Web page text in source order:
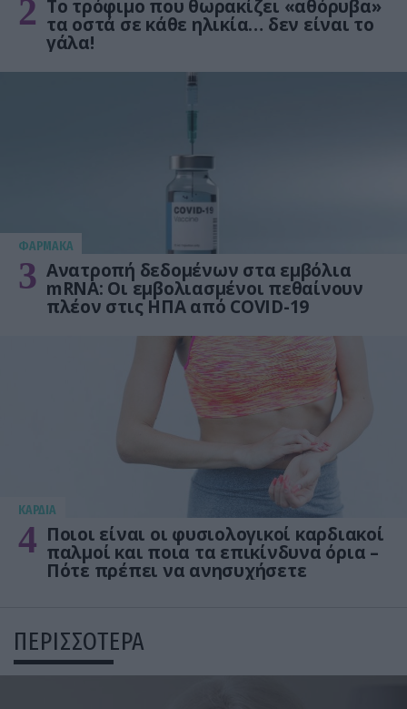
2 Το τρόφιμο που θωρακίζει «αθόρυβα»
τα οστά σε κάθε ηλικία… δεν είναι το
γάλα!
ΦΑΡΜΑΚΑ
3 Ανατροπή δεδομένων στα εμβόλια
mRNA: Οι εμβολιασμένοι πεθαίνουν
πλέον στις ΗΠΑ από COVID-19
KΑΡΔΙΑ
4 Ποιοι είναι οι φυσιολογικοί καρδιακοί
παλμοί και ποια τα επικίνδυνα όρια –
Πότε πρέπει να ανησυχήσετε
ΠΕΡΙΣΣΟΤΕΡΑ